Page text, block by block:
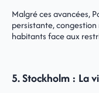
Malgré ces avancées,
persistante,
habitants face aux
5. Stockholm : La